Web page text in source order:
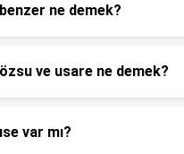
ne demek?
ve usare ne demek?
var mı?